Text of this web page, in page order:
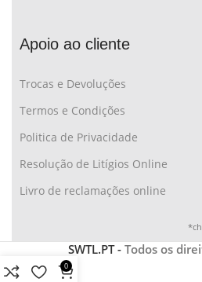
Apoio ao cliente
Trocas e Devoluções
Termos e Condições
Politica de Privacidade
Resolução de Litígios Online
Livro de reclamações online
SWTL.PT - Todos os
0